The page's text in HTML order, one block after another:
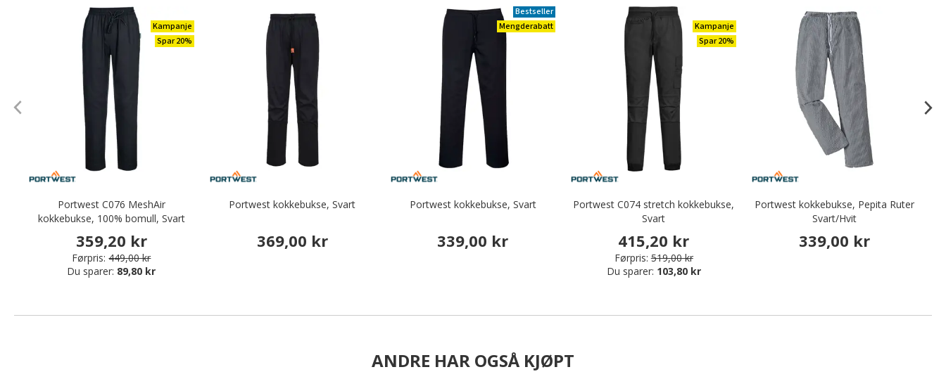
Kampanje
Spar 20%
Portwest C076 MeshAir
kokkebukse, 100% bomull, Svart
359,20 kr
Førpris: 449,00 kr
Du sparer: 89,80 kr
Portwest kokkebukse, Svart
369,00 kr
Bestseller
Mengderabatt
Portwest kokkebukse, Svart
339,00 kr
Kampanje
Spar 20%
Portwest C074 stretch kokkebukse,
Svart
415,20 kr
Førpris: 519,00 kr
Du sparer: 103,80 kr
Portwest kokkebukse, Pepita Ruter
Svart/Hvit
339,00 kr
ANDRE HAR OGSÅ KJØPT